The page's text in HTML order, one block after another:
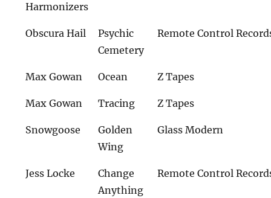
Harmonizers
Obscura Hail
Psychic
Cemetery
Remote Control
Max Gowan Ocean Z Tapes
Max Gowan Tracing Z Tapes
Snowgoose
Golden
Wing
Glass Modern
Jess Locke
Change
Anything
Remote Control